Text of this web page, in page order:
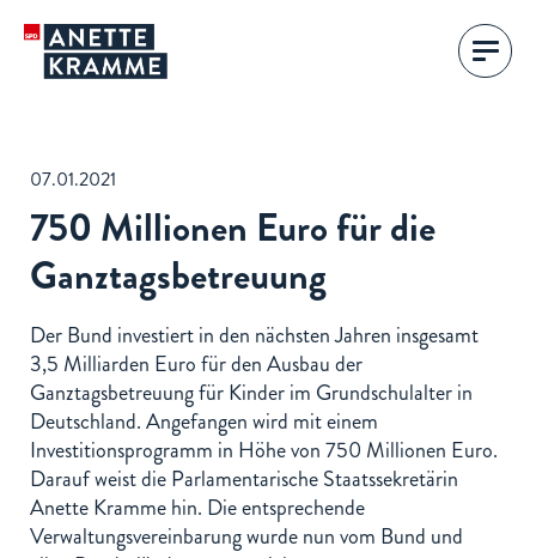
07.01.2021
750 Millionen Euro für die
Ganztagsbetreuung
Der Bund investiert in den nächsten Jahren insgesamt
3,5 Milliarden Euro für den Ausbau der
Ganztagsbetreuung für Kinder im Grundschulalter in
Deutschland. Angefangen wird mit einem
Investitionsprogramm in Höhe von 750 Millionen Euro.
Darauf weist die Parlamentarische Staatssekretärin
Anette Kramme hin. Die entsprechende
Verwaltungsvereinbarung wurde nun vom Bund und